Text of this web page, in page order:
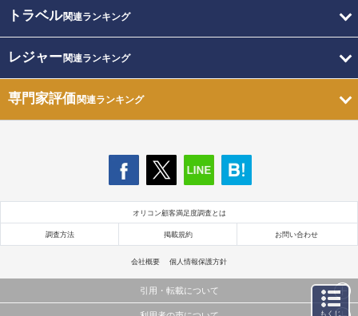
トラベル関連ランキング
レジャー関連ランキング
専門家評価関連ランキング
オリコン顧客満足度調査とは
調査方法 掲載規約 お問い合わせ
会社概要 個人情報保護方針
引用・転載について
もくじ